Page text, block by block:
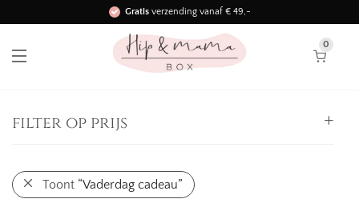
Gratisverzending vanaf € 49,-
Binnen 3 werkdagen in huis!
0
filter op prijs
Alle
0,--25,-
Toont “Vaderdag cadeau”